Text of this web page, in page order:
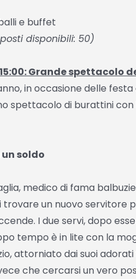
e buffet
disponibili: 50)
Grande spettacolo
in occasione delle
spettacolo di burattini
soldo
medico di fama
trovare un nuovo servitore
I due servi, dopo
tempo è in lite con la
attorniato dai suoi adorati
che cercarsi un vero